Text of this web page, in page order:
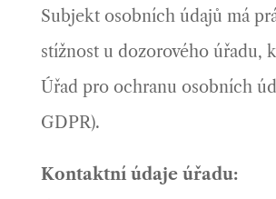
Subjekt osobních údajů má
stížnost u dozorového úřadu,
Úřad pro ochranu osobních
GDPR).
Kontaktní údaje úřadu: